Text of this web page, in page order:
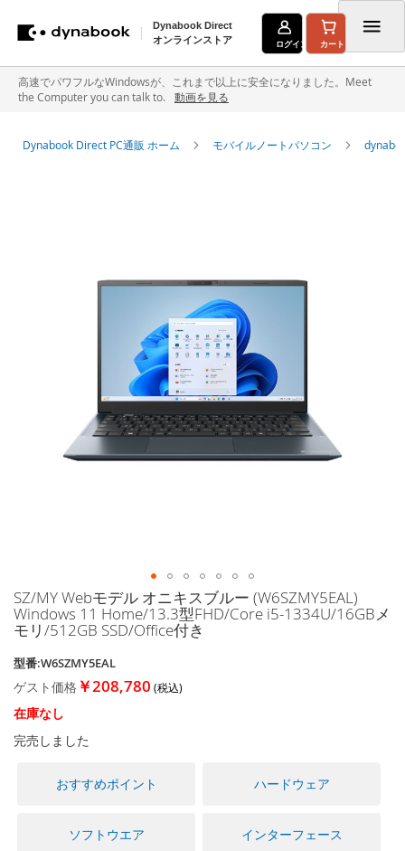
Dynabook Direct
オンラインストア
ログイン カート
高速でパワフルなWindowsが、これまで以上に安全になりました。Meet
the Computer you can talk to.
動画を見る
Dynabook Direct PC通販 ホーム モバイルノートパソコン
イ
メ
ー
ギ
ャ
ラ
リ
ー
SZ/MY Webモデル オニキスブルー (W6SZMY5EAL)
Windows 11 Home/13.3型FHD/Core i5-1334U/16GBメ
モリ/512GB SSD/Office付き
型番:W6SZMY5EAL
ゲスト価格 ￥208,780
在庫なし
完売しました
おすすめポイント ハードウェア
ソフトウエア インターフェース